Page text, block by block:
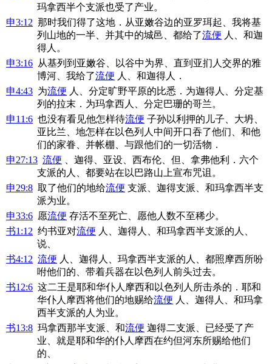
玛拿西半个支派也受了产业。
申3:12 那时我们得了这地．从亚嫩谷边的亚罗珥起、我将基
列山地的一半、并其中的城邑、都给了流便 人、和迦
得人。
申3:16 从基列到亚嫩谷、以谷中为界、直到亚扪人交界的雅
博河、我给了流便 人、和迦得人．
申4:43 为流便 人、分定旷野平原的比悉．为迦得人、分定基
列的拉末．为玛拿西人、分定巴珊的哥兰。
申11:6 也没有看见他怎样待流便 子孙以利押的儿子、大坍、
亚比兰、地怎样在以色列人中间开口吞了他们、和他
们的家眷、并帐棚、与跟他们的一切活物．
申27:13 流便 、迦得、亚设、西布伦、但、拿弗他利．六个
支派的人、都要站在以巴路山上宣布咒诅。
申29:8 取了他们的地给流便 支派、迦得支派、和玛拿西半支
派为业。
申33:6 愿流便 存活不至死亡、愿他人数不至稀少。
书1:12 约书亚对流便 人、迦得人、和玛拿西半支派的人、
说、
书4:12 流便 人、迦得人、玛拿西半支派的人、都照摩西所吩
咐他们的、带着兵器在以色列人前头过去。
书12:6 这二王是耶和华仆人摩西和以色列人所击杀的．耶和
华仆人摩西将他们的地赐给流便 人、迦得人、和玛拿
西半支派的人为业。
书13:8 玛拿西那半支派、和流便 迦得二支派、已经受了产
业、就是耶和华的仆人摩西在约但河东所赐给他们
的、